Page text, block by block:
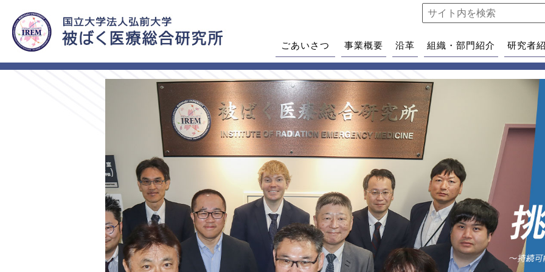
ごあいさつ 事業概要 沿革 組織・部門紹介 研究者